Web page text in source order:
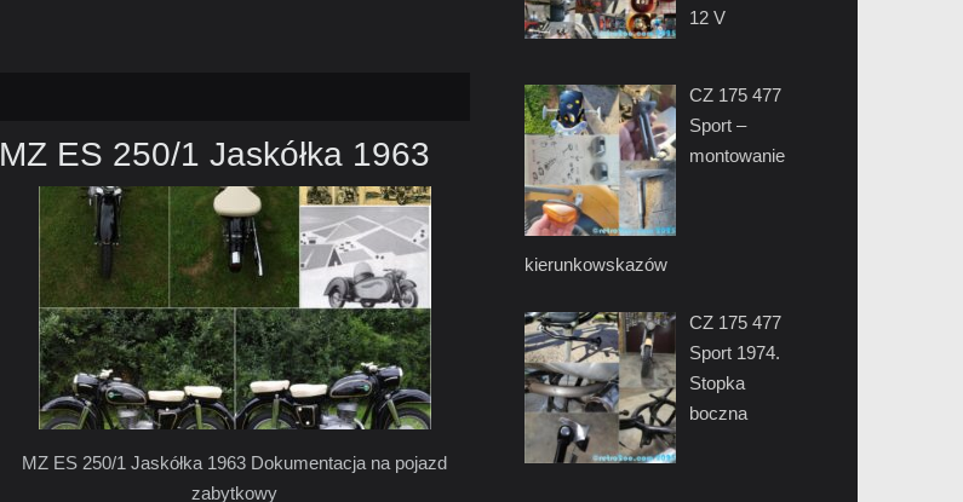
MZ ES 250/1 Jaskółka 1963
MZ ES 250/1 Jaskółka 1963 Dokumentacja na pojazd
zabytkowy
12 V
CZ 175 477
Sport –
montowanie
kierunkowskazów
CZ 175 477
Sport 1974.
Stopka
boczna